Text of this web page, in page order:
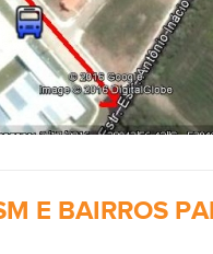
E BAIRROS